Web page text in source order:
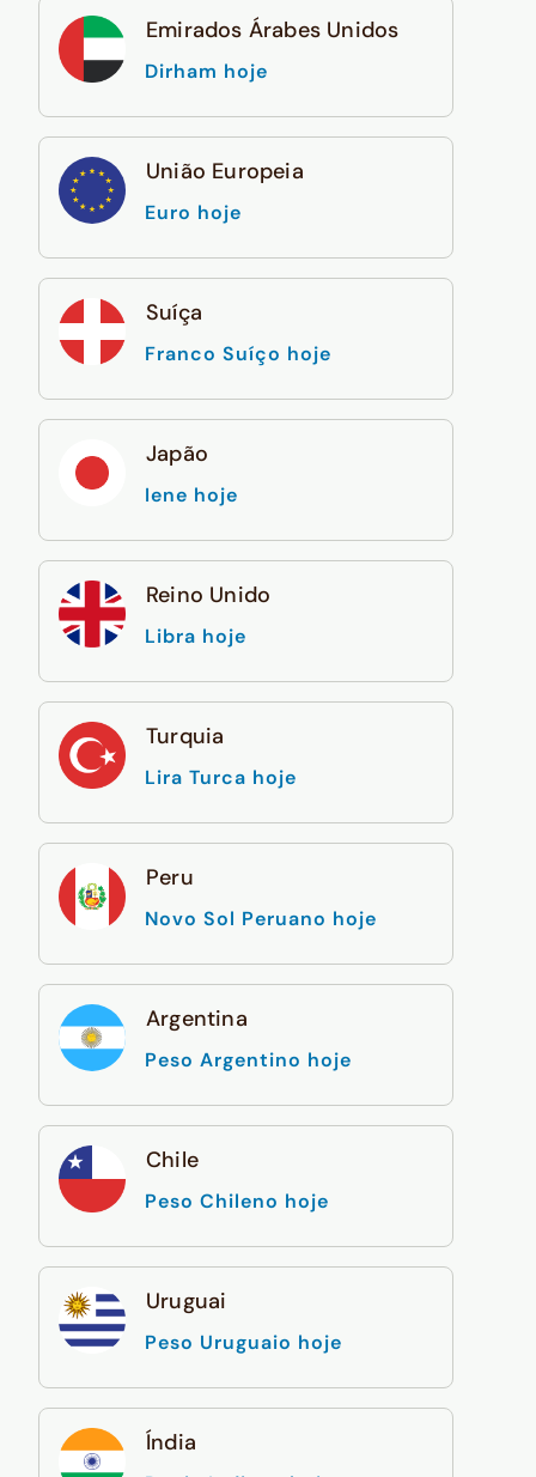
Emirados Árabes Unidos
Dirham hoje
União Europeia
Euro hoje
Suíça
Franco Suíço hoje
Japão
Iene hoje
Reino Unido
Libra hoje
Turquia
Lira Turca hoje
Peru
Novo Sol Peruano hoje
Argentina
Peso Argentino hoje
Chile
Peso Chileno hoje
Uruguai
Peso Uruguaio hoje
Índia